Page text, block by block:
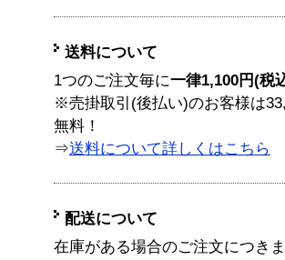
送料について
1つのご注文毎に一律1,100円(税
※売掛取引(後払い)のお客様は
無料！
⇒送料について詳しくはこちら
配送について
在庫がある場合のご注文につき